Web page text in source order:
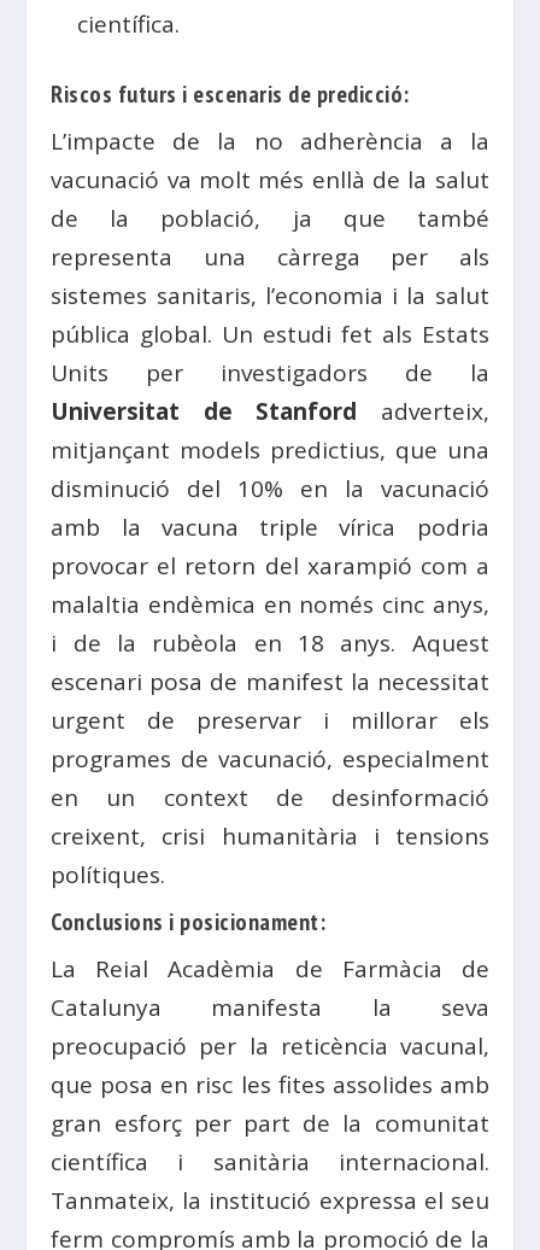
científica.
Riscos futurs i escenaris de predicció:
L’impacte de la no adherència a la
vacunació va molt més enllà de la salut
de la població, ja que també
representa una càrrega per als
sistemes sanitaris, l’economia i la salut
pública global. Un estudi fet als Estats
Units per investigadors de la
Universitat de Stanford adverteix,
mitjançant models predictius, que una
disminució del 10% en la vacunació
amb la vacuna triple vírica podria
provocar el retorn del xarampió com a
malaltia endèmica en només cinc anys,
i de la rubèola en 18 anys. Aquest
escenari posa de manifest la necessitat
urgent de preservar i millorar els
programes de vacunació, especialment
en un context de desinformació
creixent, crisi humanitària i tensions
polítiques.
Conclusions i posicionament:
La Reial Acadèmia de Farmàcia de
Catalunya manifesta la seva
preocupació per la reticència vacunal,
que posa en risc les fites assolides amb
gran esforç per part de la comunitat
científica i sanitària internacional.
Tanmateix, la institució expressa el seu
ferm compromís amb la promoció de la